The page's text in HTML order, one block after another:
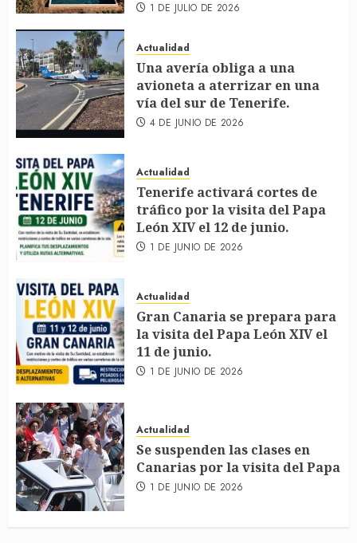
1 DE JULIO DE 2026
Actualidad
Una avería obliga a una
avioneta a aterrizar en una
vía del sur de Tenerife.
4 DE JUNIO DE 2026
Actualidad
Tenerife activará cortes de
tráfico por la visita del Papa
León XIV el 12 de junio.
1 DE JUNIO DE 2026
Actualidad
Gran Canaria se prepara para
la visita del Papa León XIV el
11 de junio.
1 DE JUNIO DE 2026
Actualidad
Se suspenden las clases en
Canarias por la visita del Papa
1 DE JUNIO DE 2026